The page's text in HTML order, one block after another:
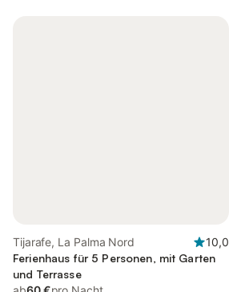
Tijarafe, La Palma Nord
10,0
Ferienhaus für 5 Personen, mit Garten
und Terrasse